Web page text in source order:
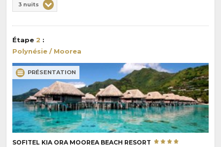
de
la
pension
:
3 nuits
Étape 2 :
Polynésie / Moorea
PRÉSENTATION
SOFITEL KIA ORA MOOREA BEACH RESORT